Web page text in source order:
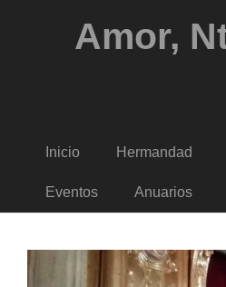
Amor,
Inicio Hermandad
Eventos Anuarios